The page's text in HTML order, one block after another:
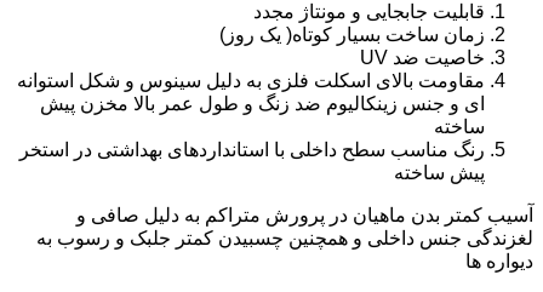
قابلیت جابجایی و مونتاژ مجدد
زمان ساخت بسیار کوتاه( یک روز)
خاصیت ضد UV
مقاومت بالای اسکلت فلزی به دلیل سینوس و شکل استوانه
ای و جنس زینکالیوم ضد زنگ و طول عمر بالا مخزن پیش
ساخته
رنگ مناسب سطح داخلی با استانداردهای بهداشتی در استخر
پیش ساخته
آسیب کمتر بدن ماهیان در پرورش متراکم به دلیل صافی و
لغزندگی جنس داخلی و همچنین چسبیدن کمتر جلبک و رسوب به
دیواره ها